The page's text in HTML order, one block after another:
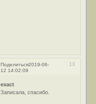
Поделиться 13
2019-06-
12 14:02:09
exact
Записала, спасибо.